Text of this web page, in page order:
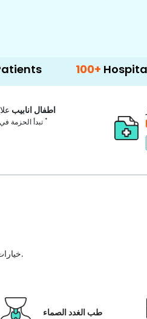
Hospitals & Clinics
اطفال انابيب
تبدأ الحزمة في *
خيارات العلاج بأسعار معقولة مع جميع النطاقات الممكنة من الإجراءات الطبية للاختيار من بينها مع أفضل جودة للرعاية الصحية في البلاد.
طب الغدد الصماء